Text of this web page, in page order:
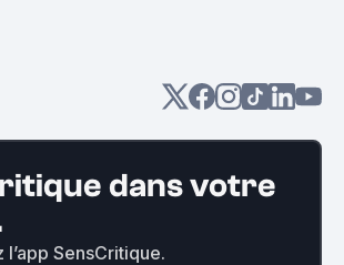
dans votre
SensCritique.